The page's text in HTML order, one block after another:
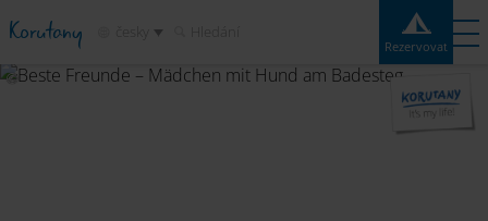
Korutany Rezervovat